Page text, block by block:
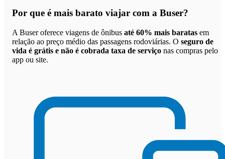
Por que é mais barato viajar com a Buser?
A Buser oferece viagens de ônibus até 60% mais baratas em
relação ao preço médio das passagens rodoviárias. O seguro de
vida é grátis e não é cobrada taxa de serviço nas compras pelo
app ou site.